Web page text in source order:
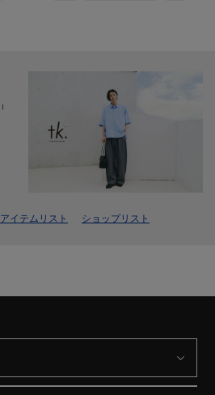
アイテムリスト ショップリスト